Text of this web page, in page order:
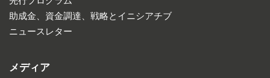
助成金、資金調達、戦略とイニシアチブ
ニュースレター
メディア